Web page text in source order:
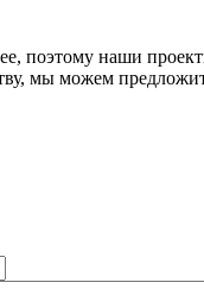
поэтому наши
мы можем